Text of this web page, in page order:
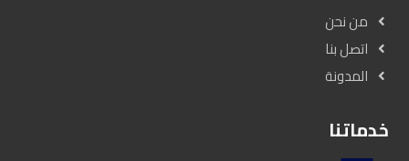
من نحن
اتصل بنا
المدونة
خدماتنا